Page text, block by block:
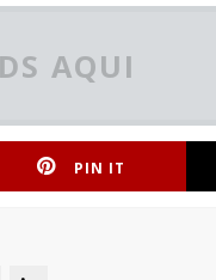
AQUI
PIN IT